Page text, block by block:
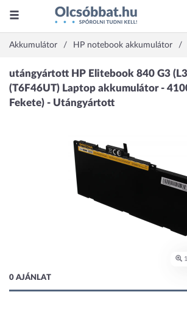
Akkumulátor HP notebook akkumulátor
0 AJÁNLAT